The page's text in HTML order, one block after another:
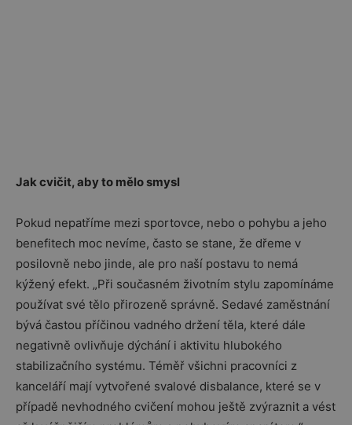
Jak cvičit, aby to mělo smysl
Pokud nepatříme mezi sportovce, nebo o pohybu a jeho
benefitech moc nevíme, často se stane, že dřeme v
posilovně nebo jinde, ale pro naší postavu to nemá
kýžený efekt. „Při současném životním stylu zapomínáme
používat své tělo přirozeně správně. Sedavé zaměstnání
bývá častou příčinou vadného držení těla, které dále
negativně ovlivňuje dýchání i aktivitu hlubokého
stabilizačního systému. Téměř všichni pracovníci z
kanceláří mají vytvořené svalové disbalance, které se v
případě nevhodného cvičení mohou ještě zvýraznit a vést